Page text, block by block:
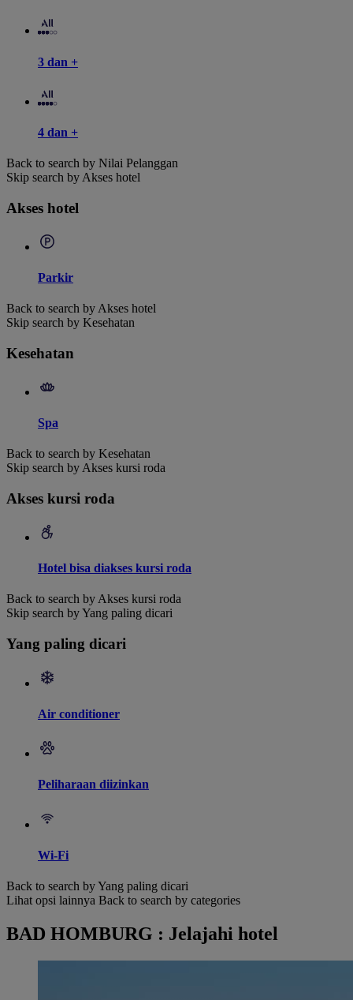
3 dan +
4 dan +
Back to search by Nilai Pelanggan
Skip search by Akses hotel
Akses hotel
Parkir
Back to search by Akses hotel
Skip search by Kesehatan
Kesehatan
Spa
Back to search by Kesehatan
Skip search by Akses kursi roda
Akses kursi roda
Hotel bisa diakses kursi roda
Back to search by Akses kursi roda
Skip search by Yang paling dicari
Yang paling dicari
Air conditioner
Peliharaan diizinkan
Wi-Fi
Back to search by Yang paling dicari
Lihat opsi lainnya Back to search by categories
BAD HOMBURG : Jelajahi hotel